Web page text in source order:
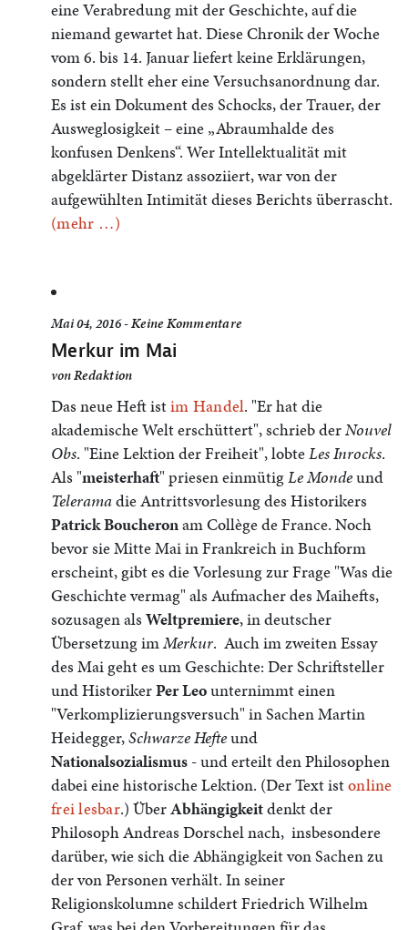
eine Verabredung mit der Geschichte, auf die
niemand gewartet hat. Diese Chronik der Woche
vom 6. bis 14. Januar liefert keine Erklärungen,
sondern stellt eher eine Versuchsanordnung dar.
Es ist ein Dokument des Schocks, der Trauer, der
Ausweglosigkeit – eine „Abraumhalde des
konfusen Denkens“. Wer Intellektualität mit
abgeklärter Distanz assoziiert, war von der
aufgewühlten Intimität dieses Berichts überrascht.
(mehr …)
Mai 04, 2016 -Keine Kommentare
Merkur im Mai
vonRedaktion
Das neue Heft istim Handel. "Er hat die
akademische Welt erschüttert", schrieb derNouvel
Obs. "Eine Lektion der Freiheit", lobteLes Inrocks.
Als "meisterhaft" priesen einmütigLe Mondeund
Teleramadie Antrittsvorlesung des Historikers
Patrick Boucheronam Collège de France. Noch
bevor sie MitteMaiin Frankreich in Buchform
erscheint, gibt es die Vorlesung zur Frage "Was die
Geschichte vermag" als Aufmacher des Maihefts,
sozusagen als Weltpremiere, in deutscher
ÜbersetzungimMerkur. Auchimzweiten Essay
des Mai geht es um Geschichte: Der Schriftsteller
und HistorikerPer Leounternimmt einen
"Verkomplizierungsversuch" in Sachen Martin
Heidegger,Schwarze Hefteund
Nationalsozialismus - und erteilt den Philosophen
dabei eine historische Lektion. (Der Text istonline
frei lesbar.) ÜberAbhängigkeitdenkt der
Philosoph Andreas Dorschel nach, insbesondere
darüber, wie sich die Abhängigkeit von Sachen zu
der von Personen verhält. In seiner
Religionskolumne schildert Friedrich Wilhelm